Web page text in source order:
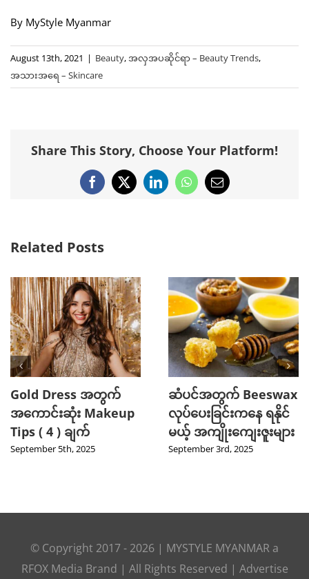
By MyStyle Myanmar
August 13th, 2021 | Beauty,အလှအပဆိုင်ရာ – Beauty Trends,
အသားအရေ – Skincare
Share This Story, Choose Your Platform!
Facebook
X LinkedInWhatsApp
Email
Related Posts
Gold Dress အတွက်
အကောင်းဆုံး Makeup
Tips ( 4 ) ချက်
September 5th, 2025
ဆံပင်အတွက် Beeswax
လုပ်ပေးခြင်းကနေ ရနိုင်
မယ့် အကျိုးကျေးဇူးများ
September 3rd, 2025
© Copyright 2017 - 2026 | MYSTYLE MYANMAR a
RFOX Media Brand | All Rights Reserved | Advertise